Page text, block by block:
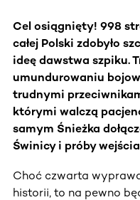
Cel osiągnięty! 998
całej Polski zdobyło
ideę dawstwa szpiku.
umundurowaniu
trudnymi
którymi walczą
samym Śnieżka
Świnicy i próby
Choć czwarta
historii, to na pewno